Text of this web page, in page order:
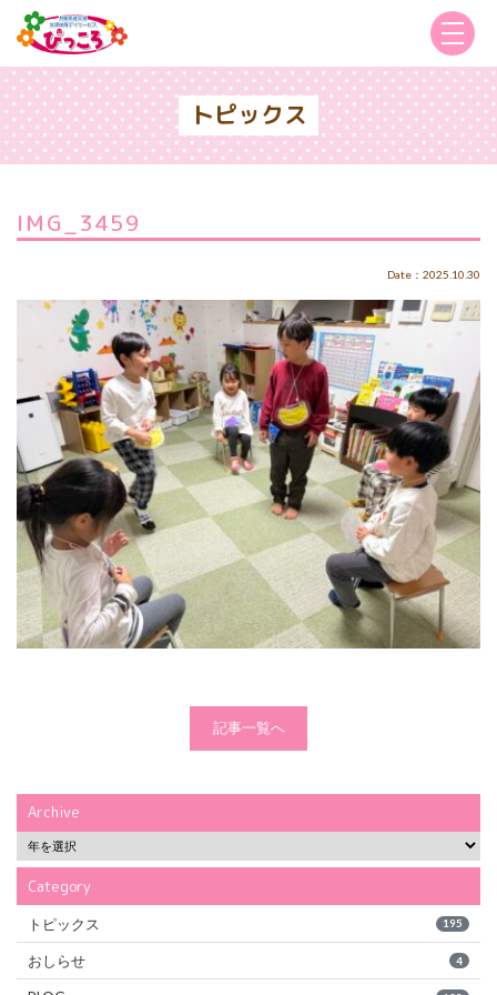
トピックス
IMG_3459
Date：2025.10.30
記事一覧へ
Archive
Category
トピックス 195
おしらせ 4